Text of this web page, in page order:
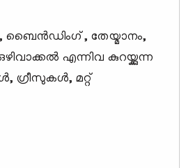
ബൈൻഡിംഗ്, തേയ്മാനം,
എന്നിവ കുറയ്ക്കുന്ന
, ഗ്രീസുകൾ, മറ്റ്